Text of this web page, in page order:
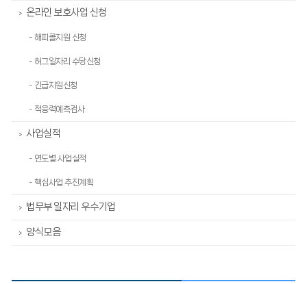
> 온라인 보호사업 신청
- 해피콜지원 신청
- 허그일자리 수당신청
- 긴급지원신청
- 적응력예측검사
> 사업실적
- 연도별 사업실적
- 핵심사업 추진계획
> 법무부 일자리 우수기업
> 양식모음